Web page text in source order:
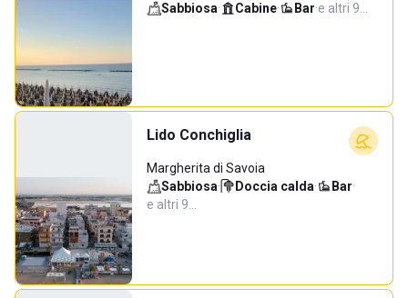
Sabbiosa· Cabine· Bar·e altri 9…
Lido Conchiglia
Margherita di Savoia
Sabbiosa· Doccia calda· Bar·
e altri 9…